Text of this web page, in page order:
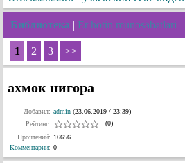
Библиотека | Er hotin munosabatlari
1 2 3 >>
ахмок нигора
Добавил: admin (23.06.2019 / 23:39)
Рейтинг:
(0)
Прочтений: 16656
Комментарии: 0